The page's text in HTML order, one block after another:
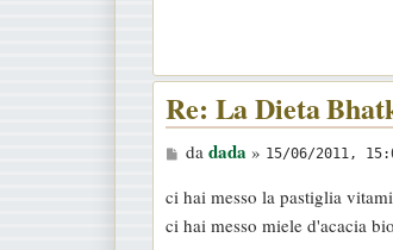
Re: La Dieta
M
s
s
da dada » 15/06/2011,
ci hai messo la pastiglia
ci hai messo miele d'acacia